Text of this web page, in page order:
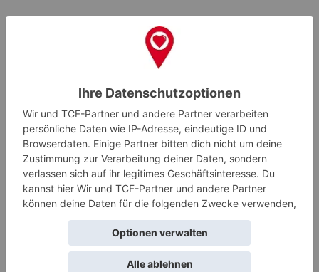
Sobald die Liebeskünstlerin uns noch einmal bestätigt hat,
erhältst Du ein Email mit allen Informationen und dass der
Termin stattfinden kann. Falls es doch nicht klappt, melden
Kategorien Suchen
Es wurden keine Produkte gefunden, die deiner Auswahl
entsprechen.